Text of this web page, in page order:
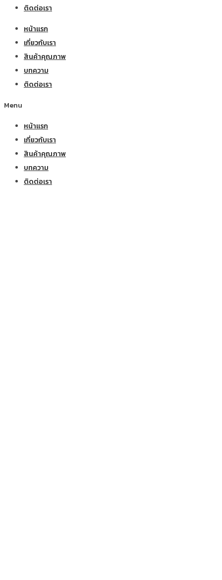
ติดต่อเรา
หน้าแรก
เกี่ยวกับเรา
สินค้าคุณภาพ
บทความ
ติดต่อเรา
Menu
หน้าแรก
เกี่ยวกับเรา
สินค้าคุณภาพ
บทความ
ติดต่อเรา